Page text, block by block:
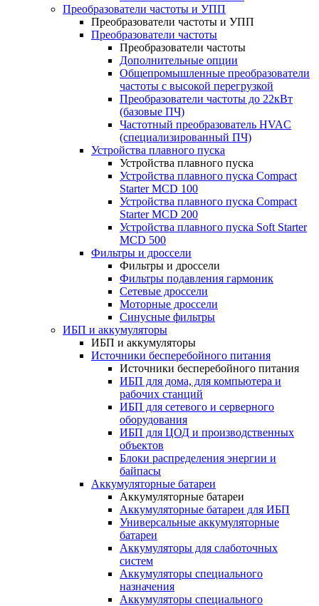
Преобразователи частоты и УПП
Преобразователи частоты и УПП
Преобразователи частоты
Преобразователи частоты
Дополнительные опции
Общепромышленные преобразователи
частоты с высокой перегрузкой
Преобразователи частоты до 22кВт
(базовые ПЧ)
Частотный преобразователь HVAC
(специализированный ПЧ)
Устройства плавного пуска
Устройства плавного пуска
Устройства плавного пуска Compact
Starter MCD 100
Устройства плавного пуска Compact
Starter MCD 200
Устройства плавного пуска Soft Starter
MCD 500
Фильтры и дроссели
Фильтры и дроссели
Фильтры подавления гармоник
Сетевые дроссели
Моторные дроссели
Синусные фильтры
ИБП и аккумуляторы
ИБП и аккумуляторы
Источники бесперебойного питания
Источники бесперебойного питания
ИБП для дома, для компьютера и
рабочих станций
ИБП для сетевого и серверного
оборудования
ИБП для ЦОД и производственных
объектов
Блоки распределения энергии и
байпасы
Аккумуляторные батареи
Аккумуляторные батареи
Аккумуляторные батареи для ИБП
Универсальные аккумуляторные
батареи
Аккумуляторы для слаботочных
систем
Аккумуляторы специального
назначения
Аккумуляторы специального